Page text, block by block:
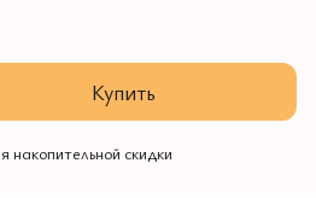
Купить
накопительной скидки